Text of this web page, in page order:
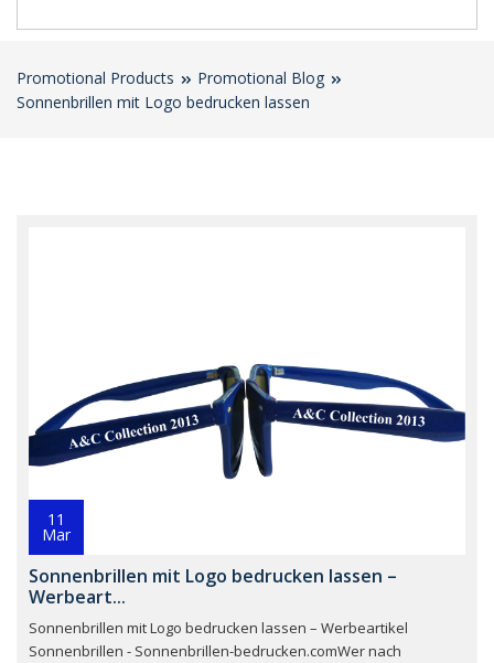
Promotional Products
Promotional Blog
Sonnenbrillen mit Logo bedrucken lassen
11
Mar
Sonnenbrillen mit Logo bedrucken lassen –
Werbeart...
Sonnenbrillen mit Logo bedrucken lassen – Werbeartikel
Sonnenbrillen - Sonnenbrillen-bedrucken.comWer nach